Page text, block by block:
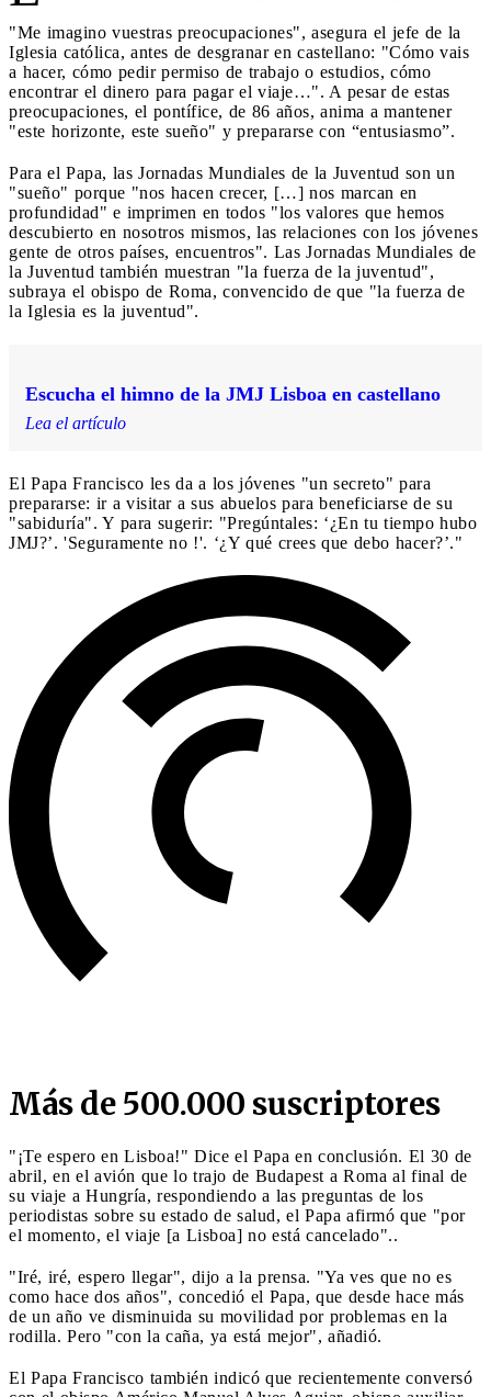
"Me imagino vuestras preocupaciones", asegura el jefe de la
Iglesia católica, antes de desgranar en castellano: "Cómo vais
a hacer, cómo pedir permiso de trabajo o estudios, cómo
encontrar el dinero para pagar el viaje…". A pesar de estas
preocupaciones, el pontífice, de 86 años, anima a mantener
"este horizonte, este sueño" y prepararse con “entusiasmo”.
Para el Papa, las Jornadas Mundiales de la Juventud son un
"sueño" porque "nos hacen crecer, […] nos marcan en
profundidad" e imprimen en todos "los valores que hemos
descubierto en nosotros mismos, las relaciones con los jóvenes
gente de otros países, encuentros". Las Jornadas Mundiales de
la Juventud también muestran "la fuerza de la juventud",
subraya el obispo de Roma, convencido de que "la fuerza de
la Iglesia es la juventud".
Escucha el himno de la JMJ Lisboa en castellano
Lea el artículo
El Papa Francisco les da a los jóvenes "un secreto" para
prepararse: ir a visitar a sus abuelos para beneficiarse de su
"sabiduría". Y para sugerir: "Pregúntales: ‘¿En tu tiempo hubo
JMJ?’. 'Seguramente no !'. ‘¿Y qué crees que debo hacer?’."
Más de 500.000 suscriptores
"¡Te espero en Lisboa!" Dice el Papa en conclusión. El 30 de
abril, en el avión que lo trajo de Budapest a Roma al final de
su viaje a Hungría, respondiendo a las preguntas de los
periodistas sobre su estado de salud, el Papa afirmó que "por
el momento, el viaje [a Lisboa] no está cancelado"..
"Iré, iré, espero llegar", dijo a la prensa. "Ya ves que no es
como hace dos años", concedió el Papa, que desde hace más
de un año ve disminuida su movilidad por problemas en la
rodilla. Pero "con la caña, ya está mejor", añadió.
El Papa Francisco también indicó que recientemente conversó